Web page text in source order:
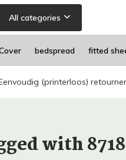
All categories
bedspread fitted
(printerloos)
with